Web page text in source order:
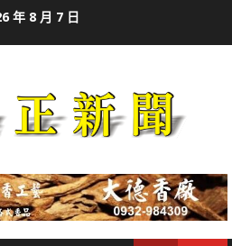
年 8 月 7 日